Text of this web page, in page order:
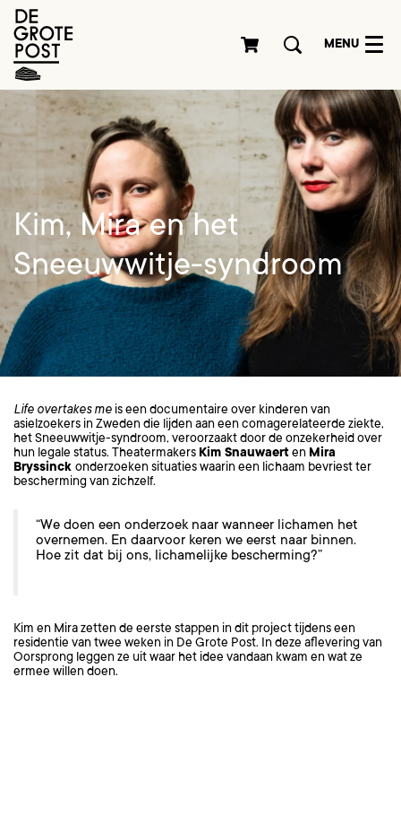
MENU
Kim, Mira en het
Sneeuwwitje-syndroom
Life overtakes me is een documentaire over kinderen van
asielzoekers in Zweden die lijden aan een comagerelateerde ziekte,
het Sneeuwwitje-syndroom, veroorzaakt door de onzekerheid over
hun legale status. Theatermakers Kim Snauwaerten Mira
Bryssinck onderzoeken situaties waarin een lichaam bevriest ter
bescherming van zichzelf.
“We doen een onderzoek naar wanneer lichamen het
overnemen. En daarvoor keren we eerst naar binnen.
Hoe zit dat bij ons, lichamelijke bescherming?”
Kim en Mira zetten de eerste stappen in dit project tijdens een
residentie van twee weken in De Grote Post. In deze aflevering van
Oorsprong leggen ze uit waar het idee vandaan kwam en wat ze
ermee willen doen.